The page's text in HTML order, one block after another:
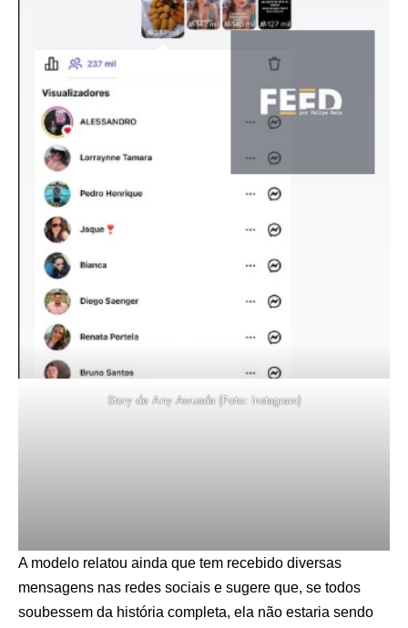
Story de Any Awuada (Foto: Instagram)
A modelo relatou ainda que tem recebido diversas
mensagens nas redes sociais e sugere que, se todos
soubessem da história completa, ela não estaria sendo